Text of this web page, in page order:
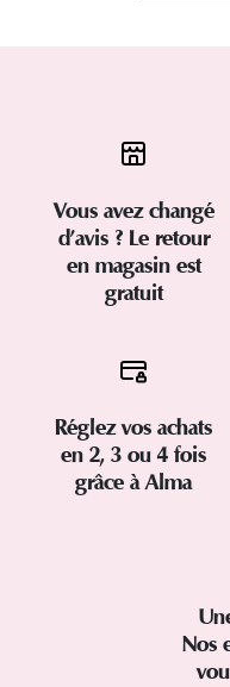
Vous avez changé
d’avis ? Le retour
en magasin est
gratuit
Réglez vos achats
en 2, 3 ou 4 fois
grâce à Alma
Nos